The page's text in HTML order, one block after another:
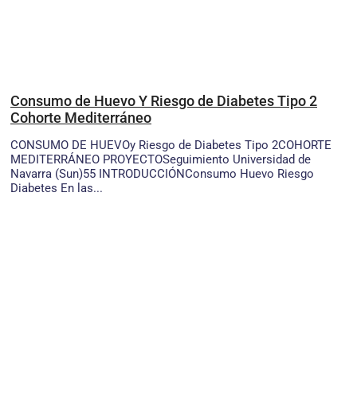
Consumo de Huevo Y Riesgo de Diabetes Tipo 2
Cohorte Mediterráneo
CONSUMO DE HUEVOy Riesgo de Diabetes Tipo 2COHORTE
MEDITERRÁNEO PROYECTOSeguimiento Universidad de
Navarra (Sun)55 INTRODUCCIÓNConsumo Huevo Riesgo
Diabetes En las...